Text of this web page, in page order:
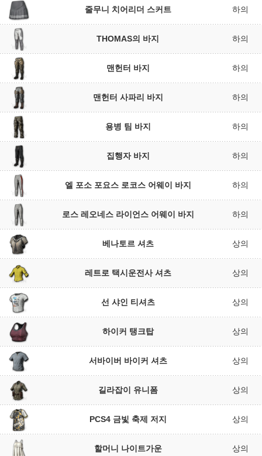
줄무니 치어리더 스커트 하의
THOMAS의 바지 하의
맨헌터 바지 하의
맨헌터 사파리 바지 하의
용병 팀 바지 하의
집행자 바지 하의
엘 포소 포요스 로코스 어웨이 바지 하의
로스 레오네스 라이언스 어웨이 바지 하의
베나토르 셔츠 상의
레트로 택시운전사 셔츠 상의
선 샤인 티셔츠 상의
하이커 탱크탑 상의
서바이버 바이커 셔츠 상의
길라잡이 유니폼 상의
PCS4 금빛 축제 저지 상의
할머니 나이트가운 상의